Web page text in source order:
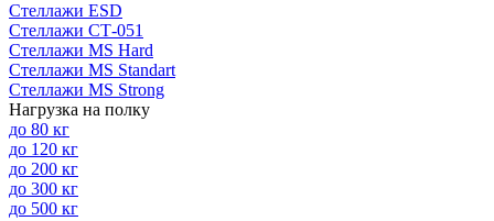
Стеллажи ESD
Стеллажи СТ-051
Стеллажи MS Hard
Стеллажи MS Standart
Стеллажи MS Strong
Нагрузка на полку
до 80 кг
до 120 кг
до 200 кг
до 300 кг
до 500 кг